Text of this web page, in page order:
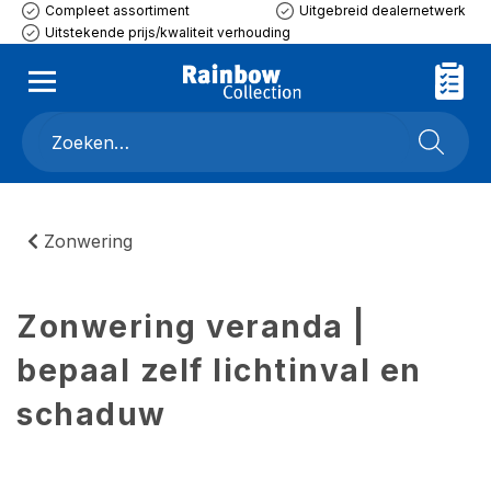
Compleet assortiment
Uitgebreid dealernetwerk
Uitstekende prijs/kwaliteit verhouding
Zonwering
Zonwering veranda |
bepaal zelf lichtinval en
schaduw